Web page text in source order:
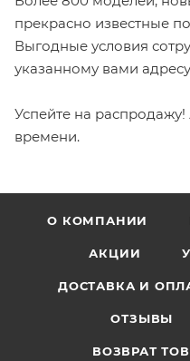
прекрасно известные
Выгодные условия
указанному вами
Успейте на
времени.
О КОМПАНИИ
АКЦИИ
ДОСТАВКА И
ОТЗЫВЫ
ВОЗВРАТ